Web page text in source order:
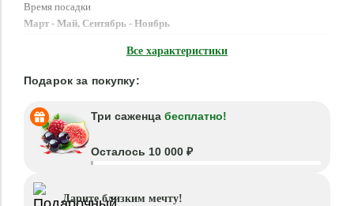
Время посадки
Март - Май, Сентябрь - Ноябрь
Все характеристики
Подарок за покупку:
Три саженца бесплатно!
Осталось 10 000 ₽
Дарите близким мечту!